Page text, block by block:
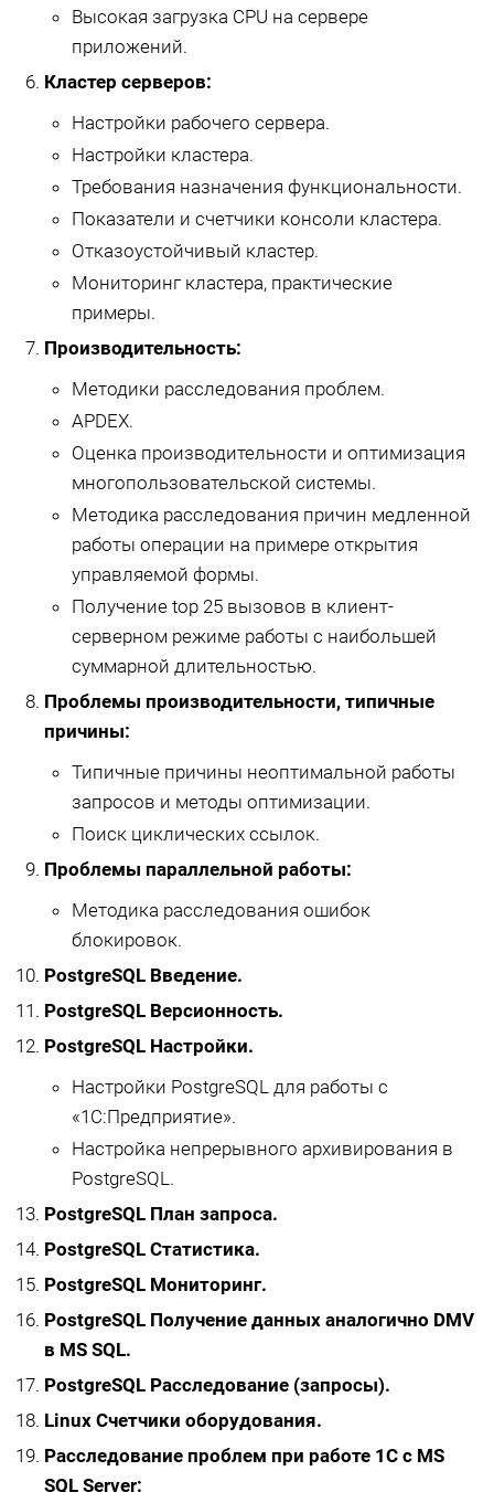
Высокая загрузка CPU на сервере
приложений.
Кластер серверов:
Настройки рабочего сервера.
Настройки кластера.
Требования назначения функциональности.
Показатели и счетчики консоли кластера.
Отказоустойчивый кластер.
Мониторинг кластера, практические
примеры.
Производительность:
Методики расследования проблем.
APDEX.
Оценка производительности и оптимизация
многопользовательской системы.
Методика расследования причин медленной
работы операции на примере открытия
управляемой формы.
Получение top 25 вызовов в клиент-
серверном режиме работы с наибольшей
суммарной длительностью.
Проблемы производительности, типичные
причины:
Типичные причины неоптимальной работы
запросов и методы оптимизации.
Поиск циклических ссылок.
Проблемы параллельной работы:
Методика расследования ошибок
блокировок.
PostgreSQL Введение.
PostgreSQL Версионность.
PostgreSQL Настройки.
Настройки PostgreSQL для работы с
«1С:Предприятие».
Настройка непрерывного архивирования в
PostgreSQL.
PostgreSQL План запроса.
PostgreSQL Статистика.
PostgreSQL Мониторинг.
PostgreSQL Получение данных аналогично DMV
в MS SQL.
PostgreSQL Расследование (запросы).
Linux Счетчики оборудования.
Расследование проблем при работе 1С с MS
SQL Server: